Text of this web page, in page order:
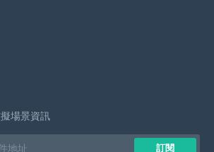
場景資訊
訂閱